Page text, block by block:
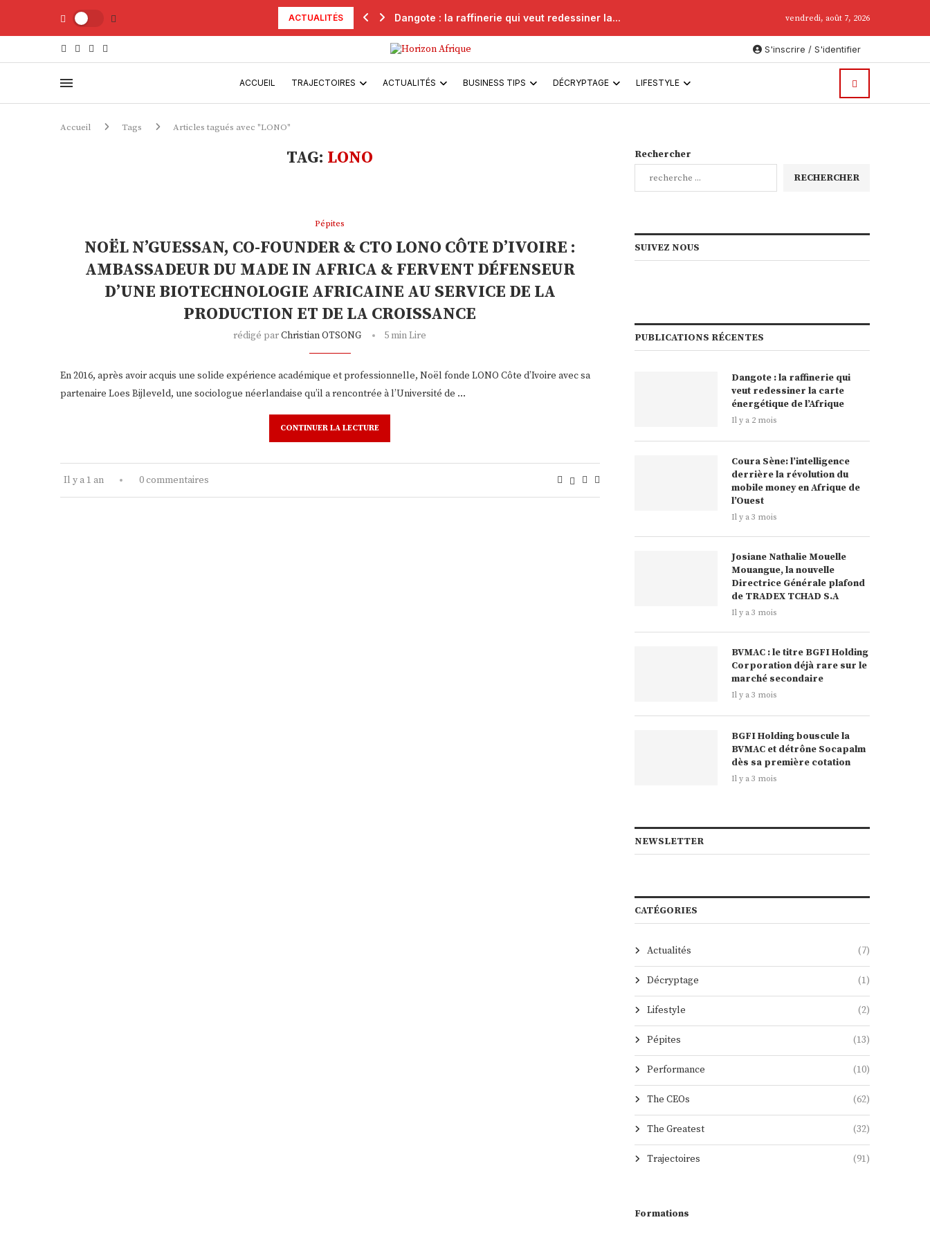
ACTUALITÉS Dangote : la raffinerie qui veut redessiner la... vendredi, août 7, 2026
S'inscrire / S'identifier
ACCUEIL TRAJECTOIRES ACTUALITÉS BUSINESS TIPS DÉCRYPTAGE LIFESTYLE
Accueil Tags Articles tagués avec "LONO"
TAG: LONO
Pépites
NOËL N’GUESSAN, CO-FOUNDER & CTO LONO CÔTE D’IVOIRE :
AMBASSADEUR DU MADE IN AFRICA & FERVENT DÉFENSEUR
D’UNE BIOTECHNOLOGIE AFRICAINE AU SERVICE DE LA
PRODUCTION ET DE LA CROISSANCE
rédigé parChristian OTSONG 5 min Lire
En 2016, après avoir acquis une solide expérience académique et professionnelle, Noël fonde LONO Côte d’Ivoire avec sa
partenaire Loes Bijleveld, une sociologue néerlandaise qu’il a rencontrée à l’Université de …
CONTINUER LA LECTURE
Il y a 1 an 0 commentaires
Rechercher
RECHERCHER
SUIVEZ NOUS
PUBLICATIONS RÉCENTES
Dangote : la raffinerie qui
veut redessiner la carte
énergétique de l’Afrique
Il y a 2 mois
Coura Sène: l’intelligence
derrière la révolution du
mobile money en Afrique de
l’Ouest
Il y a 3 mois
Josiane Nathalie Mouelle
Mouangue, la nouvelle
Directrice Générale plafond
de TRADEX TCHAD S.A
Il y a 3 mois
BVMAC : le titre BGFI Holding
Corporation déjà rare sur le
marché secondaire
Il y a 3 mois
BGFI Holding bouscule la
BVMAC et détrône Socapalm
dès sa première cotation
Il y a 3 mois
NEWSLETTER
CATÉGORIES
Actualités (7)
Décryptage (1)
Lifestyle (2)
Pépites (13)
Performance (10)
The CEOs (62)
The Greatest (32)
Trajectoires (91)
Formations